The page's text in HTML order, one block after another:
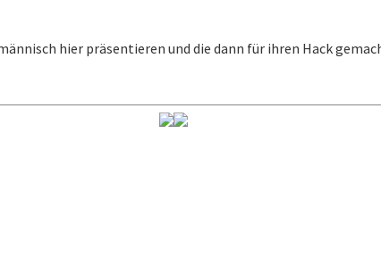
hier präsentieren und die dann für ihren Hack